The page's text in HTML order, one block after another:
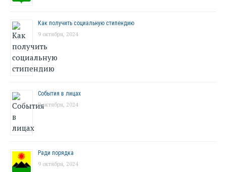
Как получить социальную стипендию
9 октября, 2024
События в лицах
9 октября, 2024
Ради порядка
9 октября, 2024